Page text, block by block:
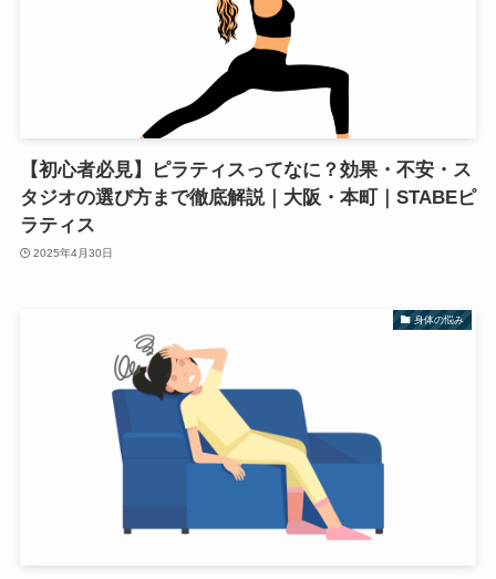
【初心者必見】ピラティスってなに？効果・不安・ス
タジオの選び方まで徹底解説｜大阪・本町｜STABEピ
ラティス
2025年4月30日
身体の悩み